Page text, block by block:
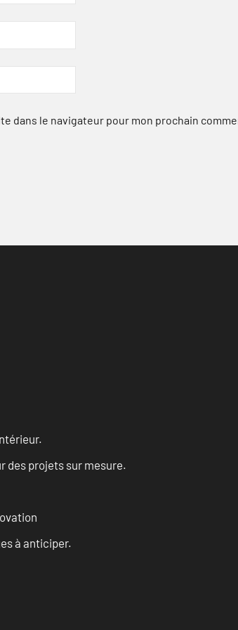
dans le navigateur pour mon prochain
des projets sur mesure.
à anticiper.